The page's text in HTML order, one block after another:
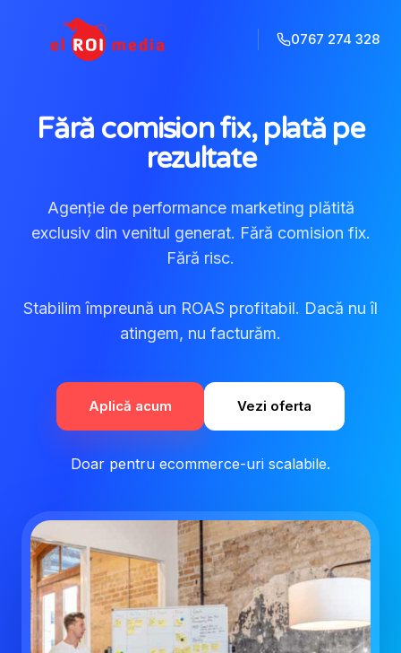
0767 274 328
Fără comision fix, plată pe
rezultate
Agenție de performance marketing plătită
exclusiv din venitul generat. Fără comision fix.
Fără risc.
Stabilim împreună un ROAS profitabil. Dacă nu îl
atingem, nu facturăm.
Aplică acum Vezi oferta
Doar pentru ecommerce-uri scalabile.